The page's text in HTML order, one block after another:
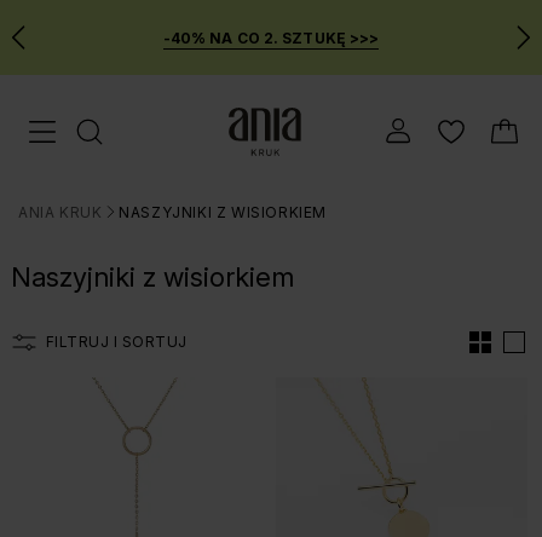
Przejdź
do
FILTRÓW
MENU
-40% NA CO 2. SZTUKĘ >>>
Menu mobilne
ANIA KRUK
>
NASZYJNIKI Z WISIORKIEM
Naszyjniki z wisiorkiem
FILTRUJ I SORTUJ
Lista produtów